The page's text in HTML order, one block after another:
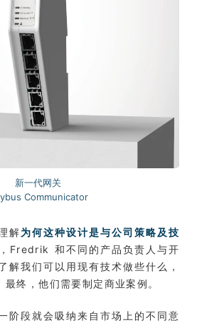
新一代网关
Communicator
解为何这种设计是与公司策略及技
Fredrik 和不同的产品负责人与开
解我们可以用现有技术做些什么，
终，他们需要制定商业案例。
阶段就会吸纳来自市场上的不同意